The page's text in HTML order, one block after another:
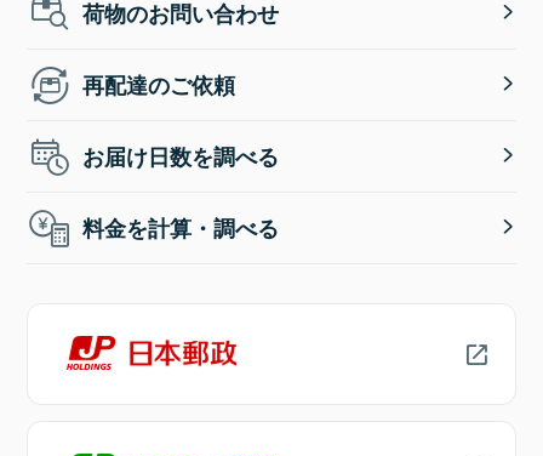
荷物のお問い合わせ
再配達のご依頼
お届け日数を調べる
料金を計算・調べる